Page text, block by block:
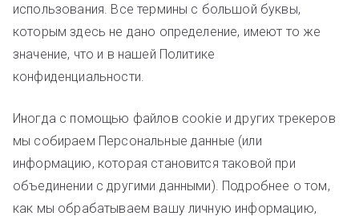
использования. Все термины с большой буквы,
которым здесь не дано определение, имеют то же
значение, что и в нашей Политике
конфиденциальности.
Иногда с помощью файлов cookie и других трекеров
мы собираем Персональные данные (или
информацию, которая становится таковой при
объединении с другими данными). Подробнее о том,
как мы обрабатываем вашу личную информацию,